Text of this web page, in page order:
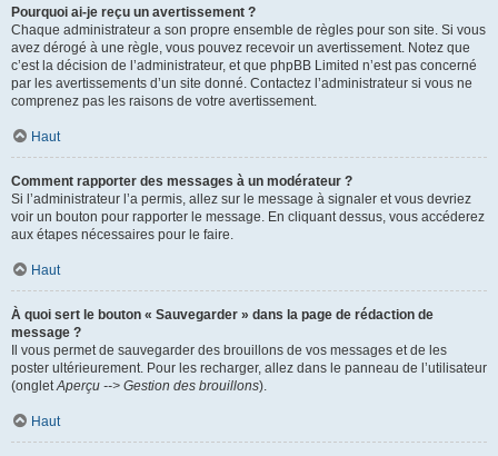
Pourquoi ai-je reçu un avertissement ?
Chaque administrateur a son propre ensemble de règles pour son site. Si vous
avez dérogé à une règle, vous pouvez recevoir un avertissement. Notez que
c’est la décision de l’administrateur, et que phpBB Limited n’est pas concerné
par les avertissements d’un site donné. Contactez l’administrateur si vous ne
comprenez pas les raisons de votre avertissement.
Haut
Comment rapporter des messages à un modérateur ?
Si l’administrateur l’a permis, allez sur le message à signaler et vous devriez
voir un bouton pour rapporter le message. En cliquant dessus, vous accéderez
aux étapes nécessaires pour le faire.
Haut
À quoi sert le bouton « Sauvegarder » dans la page de rédaction de
message ?
Il vous permet de sauvegarder des brouillons de vos messages et de les
poster ultérieurement. Pour les recharger, allez dans le panneau de l’utilisateur
(ongletAperçu --> Gestion des brouillons).
Haut